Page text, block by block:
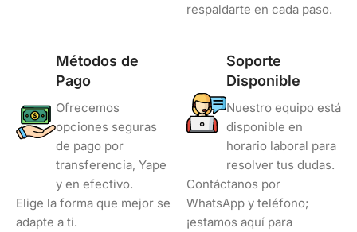
respaldarte en cada paso.
Métodos de
Pago
Ofrecemos
opciones seguras
de pago por
transferencia, Yape
y en efectivo.
Elige la forma que mejor se
adapte a ti.
Soporte
Disponible
Nuestro equipo está
disponible en
horario laboral para
resolver tus dudas.
Contáctanos por
WhatsApp y teléfono;
¡estamos aquí para